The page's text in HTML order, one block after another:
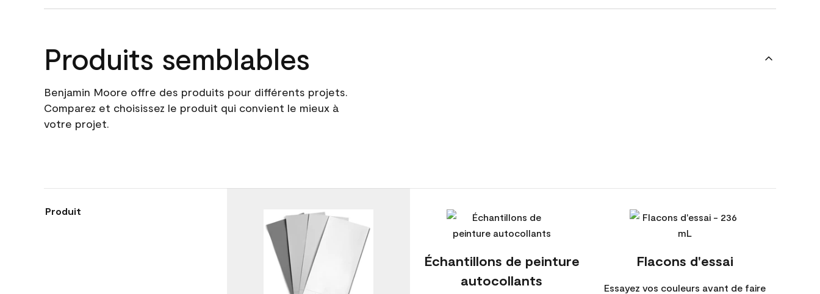
Produits semblables
Benjamin Moore offre des produits pour différents projets.
Comparez et choisissez le produit qui convient le mieux à
votre projet.
Produit
Échantillons de peinture
autocollants
Flacons d'essai
Essayez vos couleurs avant de faire